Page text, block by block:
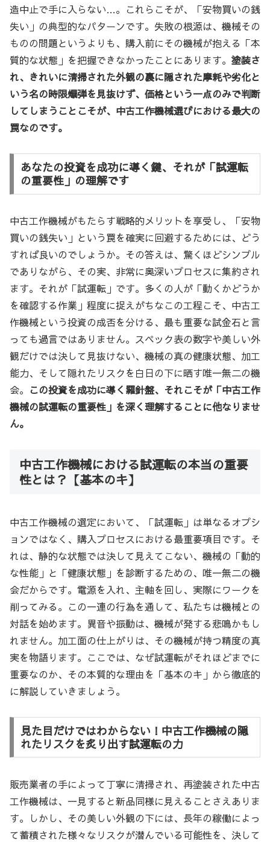
造中止で手に入らない…。これらこそが、「安物買いの銭
失い」の典型的なパターンです。失敗の根源は、機械その
ものの問題というよりも、購入前にその機械が抱える「本
質的な状態」を把握できなかったことにあります。 塗装さ
れ、きれいに清掃された外観の裏に隠された摩耗や劣化と
いう名の時限爆弾を見抜けず、価格という一点のみで判断
してしまうことこそが、中古工作機械選びにおける最大の
罠なのです。
あなたの投資を成功に導く鍵、それが「試運転
の重要性」の理解です
中古工作機械がもたらす戦略的メリットを享受し、「安物
買いの銭失い」という罠を確実に回避するためには、どう
すれば良いのでしょうか。その答えは、驚くほどシンプル
でありながら、その実、非常に奥深いプロセスに集約され
ます。それが「試運転」です。多くの人が「動くかどうか
を確認する作業」程度に捉えがちなこの工程こそ、中古工
作機械という投資の成否を分ける、最も重要な試金石と言
っても過言ではありません。スペック表の数字や美しい外
観だけでは決して見抜けない、機械の真の健康状態、加工
能力、そして隠れたリスクを白日の下に晒す唯一無二の機
会。 この投資を成功に導く羅針盤、それこそが「中古工作
機械の試運転の重要性」を深く理解することに他なりませ
ん。
中古工作機械における試運転の本当の重要
性とは？【基本のキ】
中古工作機械の選定において、「試運転」は単なるオプシ
ョンではなく、購入プロセスにおける最重要項目です。そ
れは、静的な状態では決して見えてこない、機械の「動的
な性能」と「健康状態」を診断するための、唯一無二の機
会だからです。電源を入れ、主軸を回し、実際にワークを
削ってみる。この一連の行為を通して、私たちは機械との
対話を始めます。異音や振動は、機械が発する悲鳴かもし
れません。加工面の仕上がりは、その機械が持つ精度の真
実を物語ります。ここでは、なぜ試運転がそれほどまでに
重要なのか、その本質的な理由を「基本のキ」から徹底的
に解説していきましょう。
見た目だけではわからない！中古工作機械の隠
れたリスクを炙り出す試運転の力
販売業者の手によって丁寧に清掃され、再塗装された中古
工作機械は、一見すると新品同様に見えることさえありま
す。しかし、その美しい外観の下には、長年の稼働によっ
て蓄積された様々なリスクが潜んでいる可能性を、決して